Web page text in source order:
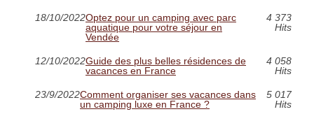
18/10/2022Optez pour un camping avec parc
aquatique pour votre séjour en
Vendée
4 373
Hits
12/10/2022Guide des plus belles résidences de
vacances en France
4 058
Hits
23/9/2022Comment organiser ses vacances dans
un camping luxe en France ?
5 017
Hits